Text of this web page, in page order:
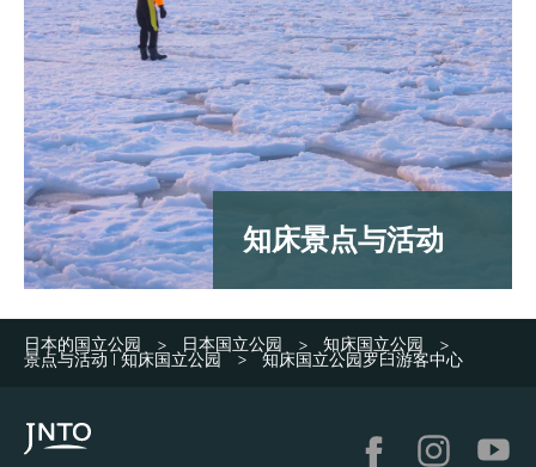
知床景点与活动
日本的国立公园 > 日本国立公园 > 知床国立公园 >
景点与活动 | 知床国立公园 > 知床国立公园罗臼游客中心